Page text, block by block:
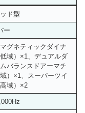
ド型
ー
グネティックダイナ
域）×1、デュアルダ
バランスドアーマチ
）×1、スーパーツイ
域）×2